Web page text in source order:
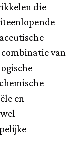
die
van
en